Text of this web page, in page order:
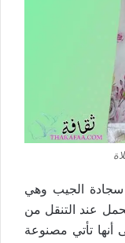
سجادة الجيب وهي
عند التنقل من
أنها تأتي مصنوعة